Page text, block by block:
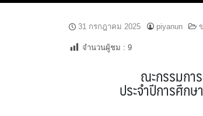
31 กรกฎาคม 2025 piyanun
จำนวนผู้ชม : 9
ณะกรรมกา
ประจำปีการศึก